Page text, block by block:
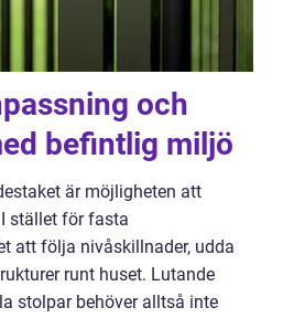
och
befintlig miljö
är möjligheten att
stället för fasta
att följa nivåskillnader, udda
runt huset. Lutande
stolpar behöver alltså inte